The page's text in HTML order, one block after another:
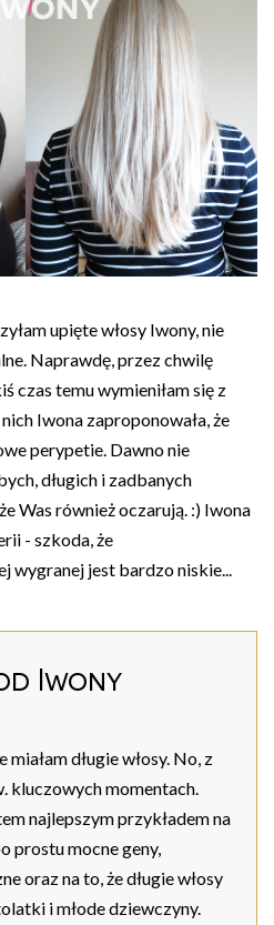
upięte włosy Iwony, nie
Naprawdę, przez chwilę
czas temu wymieniłam się z
Iwona zaproponowała, że
perypetie. Dawno nie
długich i zadbanych
Was również oczarują. :) Iwona
- szkoda, że
jest bardzo niskie...
Iwony
długie włosy. No, z
kluczowych momentach.
najlepszym przykładem na
prostu mocne geny,
oraz na to, że długie włosy
i młode dziewczyny.